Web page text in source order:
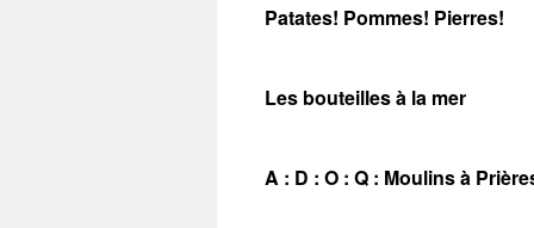
Patates! Pommes! Pierres!
Les bouteilles à la mer
A : D : O : Q : Moulins à